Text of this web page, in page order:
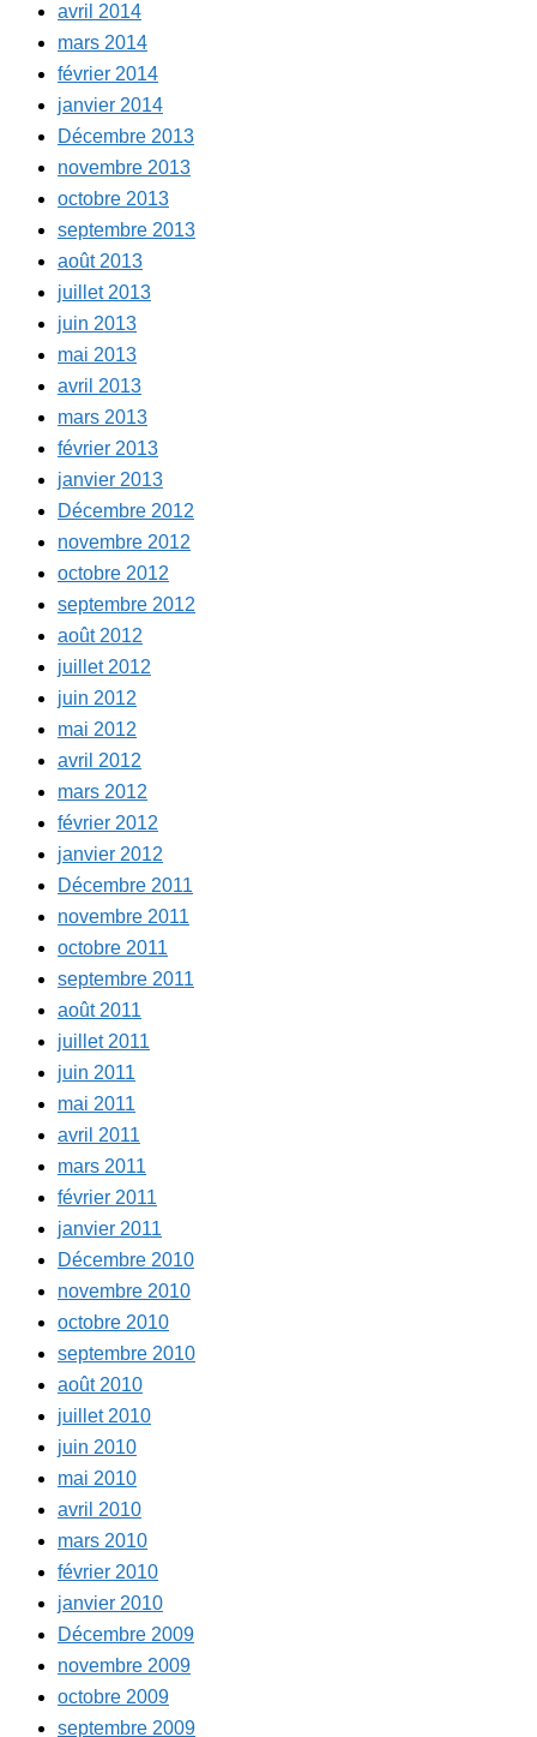
avril 2014
mars 2014
février 2014
janvier 2014
Décembre 2013
novembre 2013
octobre 2013
septembre 2013
août 2013
juillet 2013
juin 2013
mai 2013
avril 2013
mars 2013
février 2013
janvier 2013
Décembre 2012
novembre 2012
octobre 2012
septembre 2012
août 2012
juillet 2012
juin 2012
mai 2012
avril 2012
mars 2012
février 2012
janvier 2012
Décembre 2011
novembre 2011
octobre 2011
septembre 2011
août 2011
juillet 2011
juin 2011
mai 2011
avril 2011
mars 2011
février 2011
janvier 2011
Décembre 2010
novembre 2010
octobre 2010
septembre 2010
août 2010
juillet 2010
juin 2010
mai 2010
avril 2010
mars 2010
février 2010
janvier 2010
Décembre 2009
novembre 2009
octobre 2009
septembre 2009